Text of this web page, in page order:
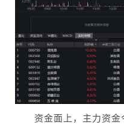
资金面上，主力资金